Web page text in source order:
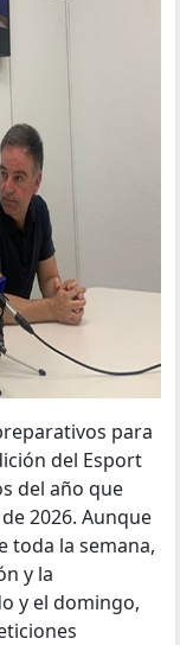
para
del Esport
del año que
2026. Aunque
toda la semana,
y la
y el domingo,